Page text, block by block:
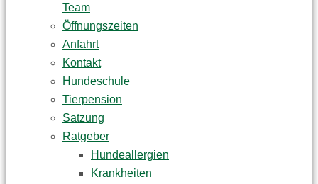
Team
Öffnungszeiten
Anfahrt
Kontakt
Hundeschule
Tierpension
Satzung
Ratgeber
Hundeallergien
Krankheiten